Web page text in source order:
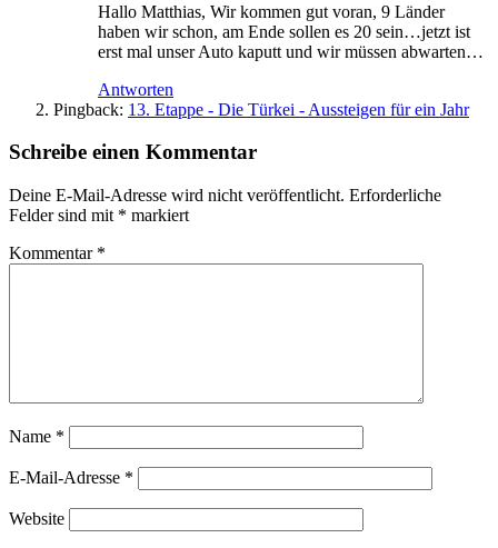
Hallo Matthias, Wir kommen gut voran, 9 Länder
haben wir schon, am Ende sollen es 20 sein…jetzt ist
erst mal unser Auto kaputt und wir müssen abwarten…
Antworten
Pingback: 13. Etappe - Die Türkei - Aussteigen für ein Jahr
Schreibe einen Kommentar
Deine E-Mail-Adresse wird nicht veröffentlicht. Erforderliche
Felder sind mit * markiert
Kommentar *
Name *
E-Mail-Adresse *
Website